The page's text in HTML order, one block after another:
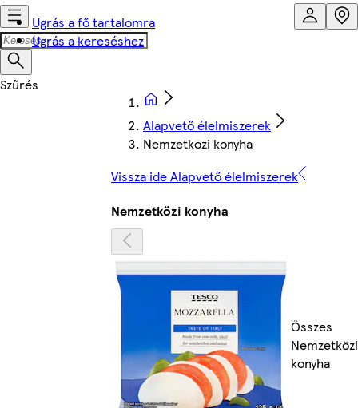
Ugrás a fő tartalomra
Ugrás a kereséshez
Alapvető élelmiszerek
Nemzetközi konyha
Vissza ide Alapvető élelmiszerek
Nemzetközi konyha
Összes
Nemzetközi
konyha